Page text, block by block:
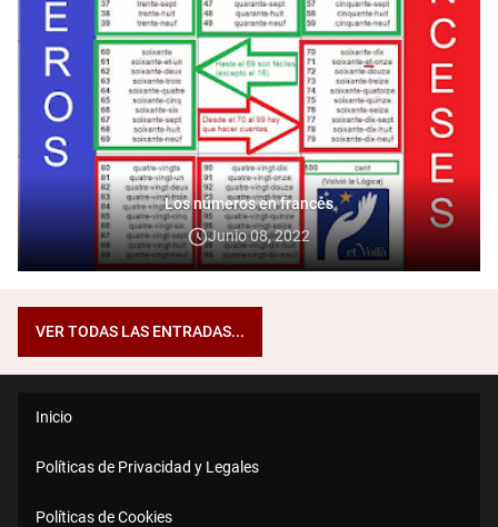
Los números en francés
Junio 08, 2022
VER TODAS LAS ENTRADAS...
Inicio
Políticas de Privacidad y Legales
Políticas de Cookies